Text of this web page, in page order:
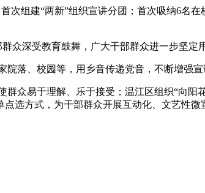
组建“两新”组织宣讲分团；首次吸纳6名
众深受教育鼓舞，广大干部群众进一步坚定
落、校园等，用乡音传递党音，不断增强宣
众易于理解、乐于接受；温江区组织“向
选方式，为干部群众开展互动化、文艺性